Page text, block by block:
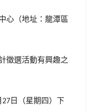
心（地址：龍潭區
徵選活動有興趣之
27 日（星期四）下